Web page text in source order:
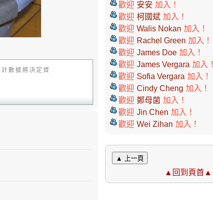
數據將決定資
歡迎 安安 加入！
歡迎 柯國斌 加入！
歡迎 Walis Nokan 加入！
歡迎 Rachel Green 加入！
歡迎 James Doe 加入！
歡迎 James Vergara 加入！
歡迎 Sofia Vergara 加入！
歡迎 Cindy Cheng 加入！
歡迎 鄭母菌 加入！
歡迎 Jin Chen 加入！
歡迎 Wei Zihan 加入！
▲ 上一頁
▲回到頁首▲